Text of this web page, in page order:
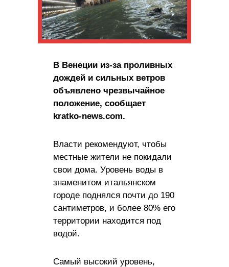
В Венеции из-за проливных
дождей и сильных ветров
объявлено чрезвычайное
положение, сообщает
kratko-news.com.
Власти рекомендуют, чтобы
местные жители не покидали
свои дома. Уровень воды в
знаменитом итальянском
городе поднялся почти до 190
сантиметров, и более 80% его
территории находится под
водой.
Самый высокий уровень,